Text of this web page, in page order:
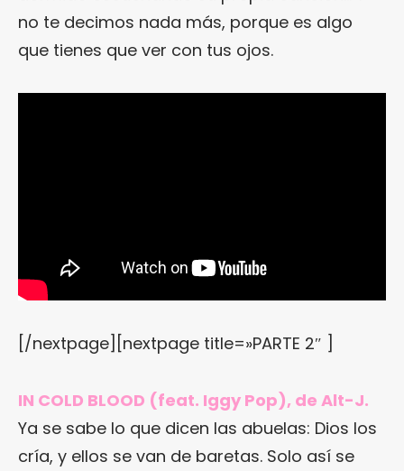
no te decimos nada más, porque es algo
que tienes que ver con tus ojos.
[/nextpage][nextpage title=»PARTE 2″ ]
IN COLD BLOOD (feat. Iggy Pop), de Alt-J.
Ya se sabe lo que dicen las abuelas: Dios los
cría, y ellos se van de baretas. Solo así se